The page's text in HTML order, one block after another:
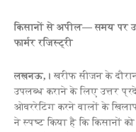
किसानों से अपील— समय पर
फार्मर रजिस्ट्री
लखनऊ,।खरीफ सीजन के
उपलब्ध कराने के लिए उत्तर
ओवररेटिंग करने वालों के
ने स्पष्ट किया है कि किसानों